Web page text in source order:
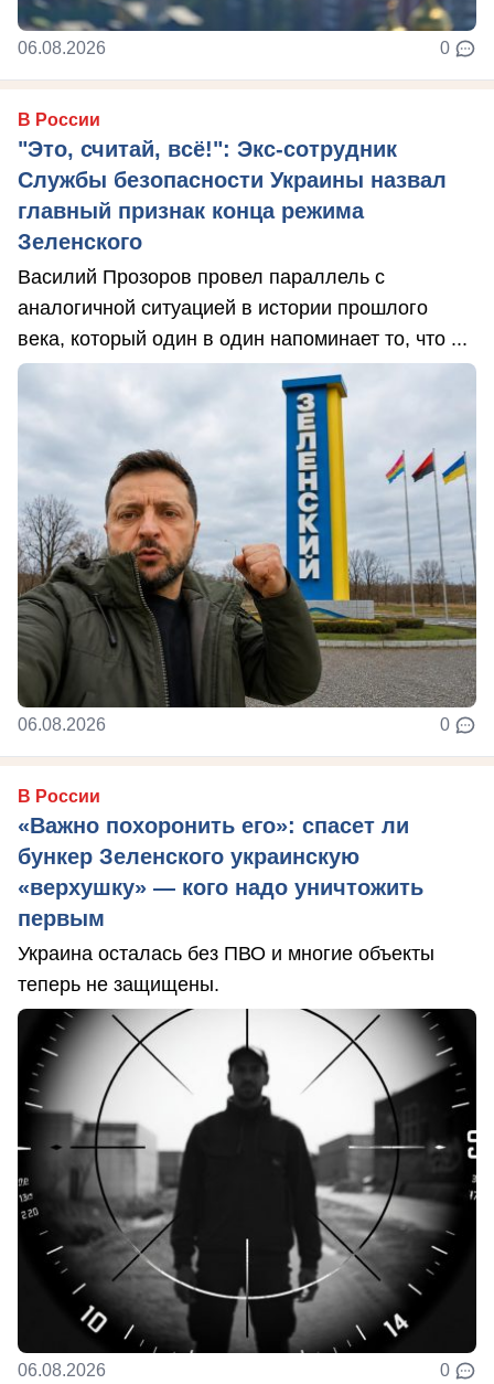
06.08.2026 0
В России
"Это, считай, всё!": Экс-сотрудник
Службы безопасности Украины назвал
главный признак конца режима
Зеленского
Василий Прозоров провел параллель с
аналогичной ситуацией в истории прошлого
века, который один в один напоминает то, что ...
06.08.2026 0
В России
«Важно похоронить его»: спасет ли
бункер Зеленского украинскую
«верхушку» — кого надо уничтожить
первым
Украина осталась без ПВО и многие объекты
теперь не защищены.
06.08.2026 0